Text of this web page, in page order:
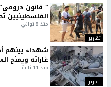
تقارير
" قانون
الفلسطينيين
منذ 8 ثواني
تقارير
شهداء بينهم
غاراته ويمنح
منذ 11 ثانية